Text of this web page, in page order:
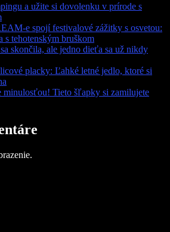
a užite si dovolenku v prírode s
e spojí festivalové zážitky s osvetou:
s tehotenským bruškom
skončila, ale jedno dieťa sa už nikdy
placky: Ľahké letné jedlo, ktoré si
minulosťou! Tieto šľapky si zamilujete